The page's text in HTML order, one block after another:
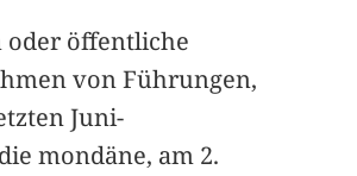
oder öffentliche
von Führungen,
Juni-
mondäne, am 2.